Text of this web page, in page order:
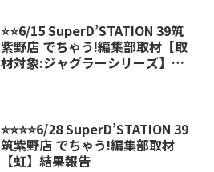
⭐️⭐️6/15 SuperD’STATION 39筑
紫野店 でちゃう!編集部取材【取
材対象:ジャグラーシリーズ】結
⭐️⭐️⭐️⭐️6/28 SuperD’STATION 39
筑紫野店 でちゃう!編集部取材
【虹】結果報告